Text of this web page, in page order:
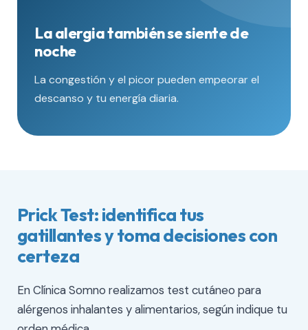
La alergia también se siente de
noche
La congestión y el picor pueden empeorar el
descanso y tu energía diaria.
Prick Test: identifica tus
gatillantes y toma decisiones con
certeza
En Clínica Somno realizamos test cutáneo para
alérgenos inhalantes y alimentarios, según indique tu